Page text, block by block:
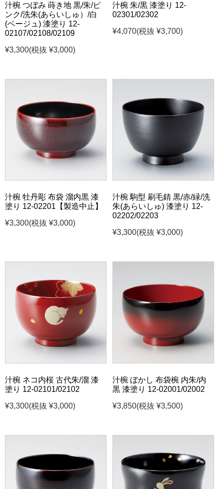
汁椀 つぼみ 蒔き地 黒/朱/ピ
ンク/洗朱(あらいしゅ）/白
(ベージュ) 漆塗り 12-
02107/02108/02109
¥3,300(税抜 ¥3,000)
汁椀 朱/黒 漆塗り 12-
02301/02302
¥4,070(税抜 ¥3,700)
汁椀 牡丹彫 布袋 溜内黒 漆
塗り 12-02201【製造中止】
¥3,300(税抜 ¥3,000)
汁椀 駒型 刷毛錆 黒/赤/緑/洗
朱(あらいしゅ) 漆塗り 12-
02202/02203
¥3,300(税抜 ¥3,000)
汁椀 ネコ内桜 古代朱/溜 漆
塗り 12-02101/02102
¥3,300(税抜 ¥3,000)
汁椀 ぼかし 布袋椀 内朱/内
黒 漆塗り 12-02001/02002
¥3,850(税抜 ¥3,500)